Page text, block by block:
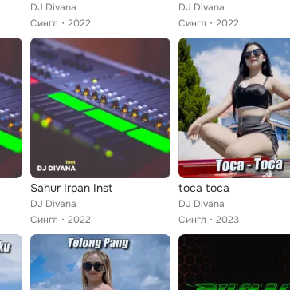
DJ Divana
Сингл
2022
DJ Divana
Сингл
2022
Sahur Irpan Inst
DJ Divana
Сингл
2022
toca toca
DJ Divana
Сингл
2023